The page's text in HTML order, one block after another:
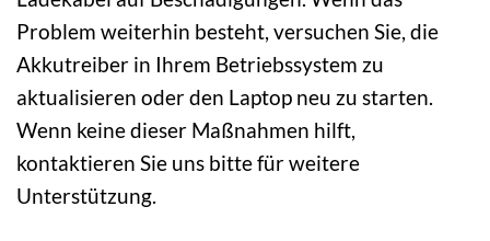
Problem weiterhin besteht, versuchen Sie, die
Akkutreiber in Ihrem Betriebssystem zu
aktualisieren oder den Laptop neu zu starten.
Wenn keine dieser Maßnahmen hilft,
kontaktieren Sie uns bitte für weitere
Unterstützung.